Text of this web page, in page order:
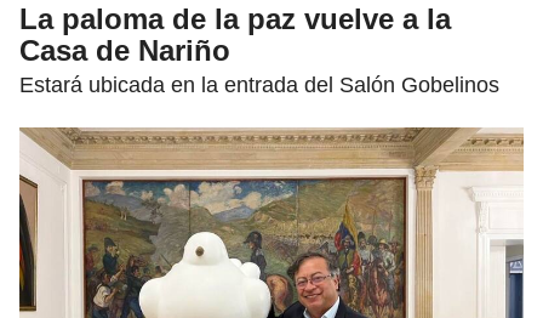
La paloma de la paz vuelve a la
Casa de Nariño
Estará ubicada en la entrada del Salón Gobelinos